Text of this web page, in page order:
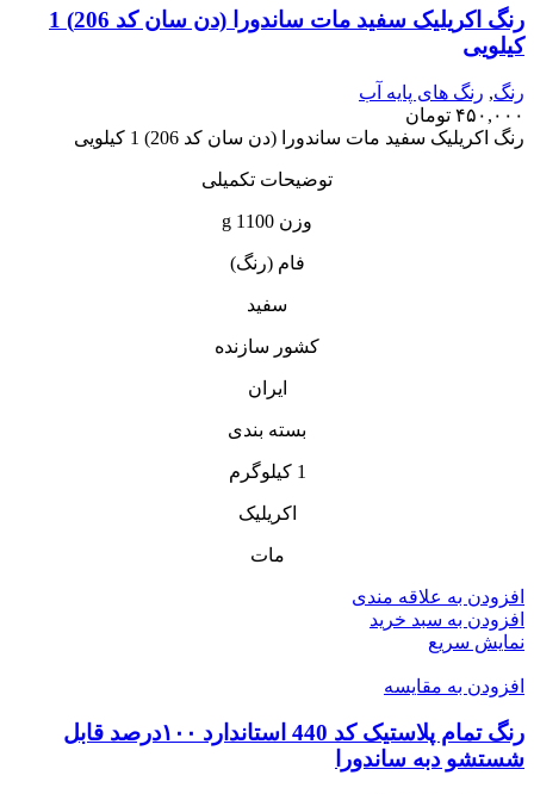
رنگ اکریلیک سفید مات ساندورا (دن سان کد 206) 1
کیلویی
رنگ, رنگ‌ های پایه آب
۴۵۰,۰۰۰ تومان
رنگ اکریلیک سفید مات ساندورا (دن سان کد 206) 1 کیلویی
توضیحات تکمیلی
وزن 1100 g
فام (رنگ)
سفید
کشور سازنده
ایران
بسته بندی
1 کیلوگرم
اکریلیک
مات
افزودن به علاقه مندی
افزودن به سبد خرید
نمایش سریع
افزودن به مقایسه
رنگ تمام پلاستیک کد 440 استاندارد ۱۰۰درصد قابل
شستشو دبه ساندورا